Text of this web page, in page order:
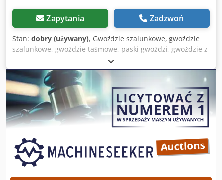
Zapytania Zadzwoń
Stan: dobry (używany), Gwoździe szalunkowe, gwoździe
szalunkowe, gwoździe taśmowe, paski gwoździ, gwoździe z
łbem ściskanym, rolki gwoździ Dkedev D Nutspfx Ahgor -
Producent: Holz-Her, paski z gwoździami 1 pudełko / ok.
6000 szt. -Typ: KRL 2075 2,8/3,1 x 65 H/A2 -Cena/Dostawa:
kompletna -Wymiary transportowe: 410/350/H220 mm -
Całkowita masa: 14,6 kg